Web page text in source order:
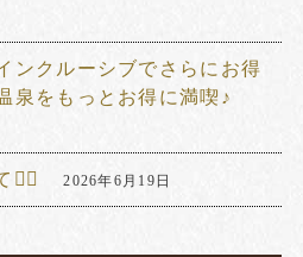
ンクルーシブでさらにお得
泉をもっとお得に満喫♪
🏊‍♂️ 2026年6月19日